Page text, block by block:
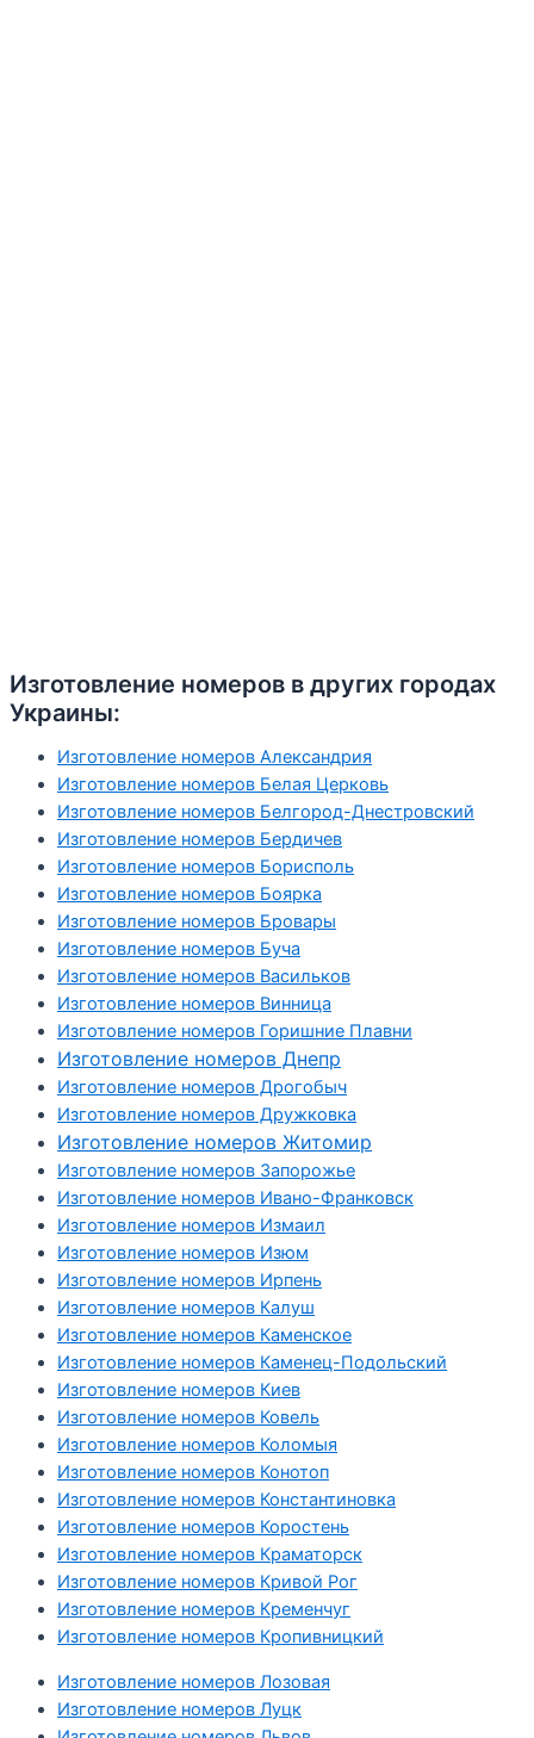
Изготовление номеров в других городах
Украины:
Изготовление номеров Александрия
Изготовление номеров Белая Церковь
Изготовление номеров Белгород-Днестровский
Изготовление номеров Бердичев
Изготовление номеров Борисполь
Изготовление номеров Боярка
Изготовление номеров Бровары
Изготовление номеров Буча
Изготовление номеров Васильков
Изготовление номеров Винница
Изготовление номеров Горишние Плавни
Изготовление номеров Днепр
Изготовление номеров Дрогобыч
Изготовление номеров Дружковка
Изготовление номеров Житомир
Изготовление номеров Запорожье
Изготовление номеров Ивано-Франковск
Изготовление номеров Измаил
Изготовление номеров Изюм
Изготовление номеров Ирпень
Изготовление номеров Калуш
Изготовление номеров Каменское
Изготовление номеров Каменец-Подольский
Изготовление номеров Киев
Изготовление номеров Ковель
Изготовление номеров Коломыя
Изготовление номеров Конотоп
Изготовление номеров Константиновка
Изготовление номеров Коростень
Изготовление номеров Краматорск
Изготовление номеров Кривой Рог
Изготовление номеров Кременчуг
Изготовление номеров Кропивницкий
Изготовление номеров Лозовая
Изготовление номеров Луцк